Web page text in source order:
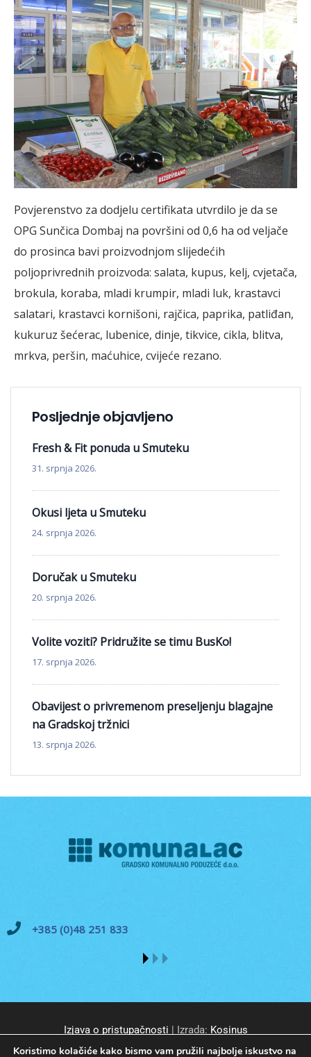
Povjerenstvo za dodjelu certifikata utvrdilo je da se
OPG Sunčica Dombaj na površini od 0,6 ha od veljače
do prosinca bavi proizvodnjom slijedećih
poljoprivrednih proizvoda: salata, kupus, kelj, cvjetača,
brokula, koraba, mladi krumpir, mladi luk, krastavci
salatari, krastavci kornišoni, rajčica, paprika, patliđan,
kukuruz šećerac, lubenice, dinje, tikvice, cikla, blitva,
mrkva, peršin, maćuhice, cvijeće rezano.
Posljednje objavljeno
Fresh & Fit ponuda u Smuteku
31. srpnja 2026.
Okusi ljeta u Smuteku
24. srpnja 2026.
Doručak u Smuteku
20. srpnja 2026.
Volite voziti? Pridružite se timu BusKo!
17. srpnja 2026.
Obavijest o privremenom preseljenju blagajne
na Gradskoj tržnici
13. srpnja 2026.
+385 (0)48 251 833
Izjava o pristupačnosti | Izrada: Kosinus
Koristimo kolačiće kako bismo vam pružili najbolje iskustvo na